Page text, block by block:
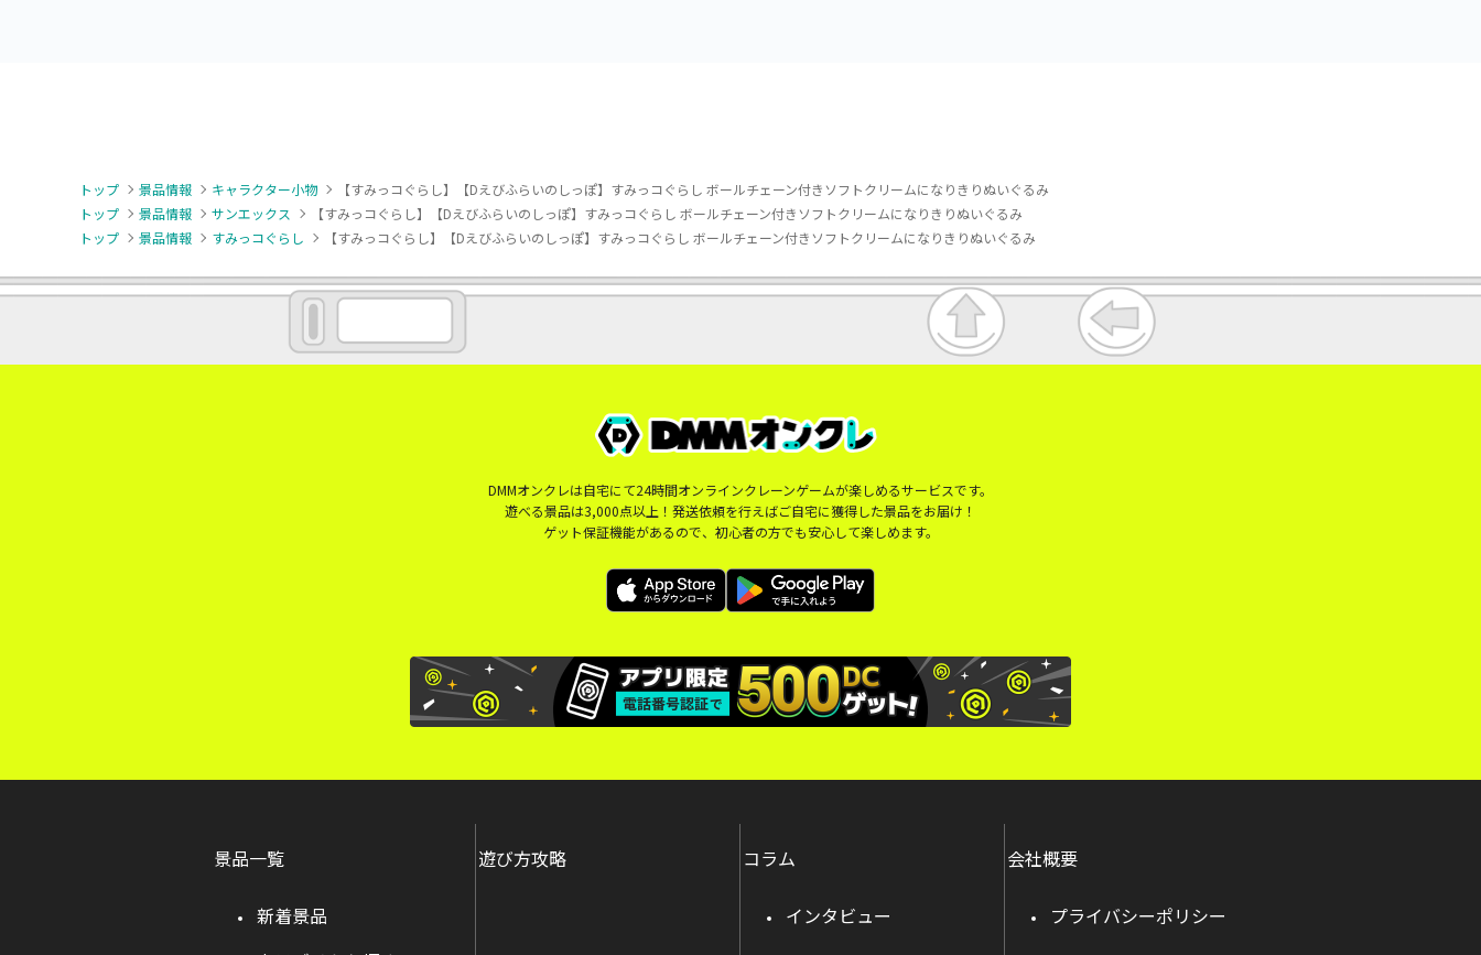
トップ 景品情報 キャラクター小物
【すみっコぐらし】【Dえびふらいのしっぽ】すみっコぐらし ボールチェーン付きソフトクリームになりきりぬいぐるみ
トップ
景品情報 サンエックス
【すみっコぐらし】【Dえびふらいのしっぽ】すみっコぐらし ボールチェーン付きソフトクリームになりきりぬいぐるみ
トップ
景品情報 すみっコぐらし 【すみっコぐらし】【Dえびふらいのしっぽ】すみっコぐらし ボールチェーン付きソフトクリームになりきりぬいぐるみ
DMMオンクレは自宅にて24時間オンラインクレーンゲームが楽しめるサービスです。
遊べる景品は3,000点以上！発送依頼を行えばご自宅に獲得した景品をお届け！
ゲット保証機能があるので、初心者の方でも安心して楽しめます。
景品一覧
新着景品
遊び方攻略 コラム
インタビュー
会社概要
プライバシーポリシー